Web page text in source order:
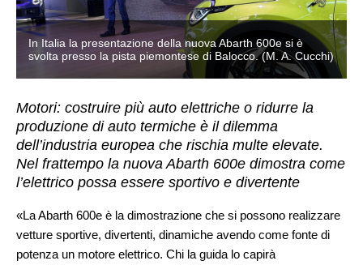
In Italia la presentazione della nuova Abarth 600e si è
svolta presso la pista piemontese di Balocco. (M. A. Cucchi)
Motori: costruire più auto elettriche o ridurre la
produzione di auto termiche è il dilemma
dell’industria europea che rischia multe elevate.
Nel frattempo la nuova Abarth 600e dimostra come
l’elettrico possa essere sportivo e divertente
«La Abarth 600e è la dimostrazione che si possono realizzare
vetture sportive, divertenti, dinamiche avendo come fonte di
potenza un motore elettrico. Chi la guida lo capirà